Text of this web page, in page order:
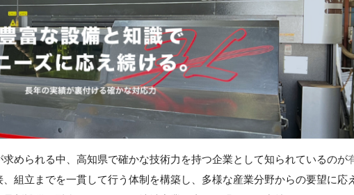
められる中、高知県で確かな技術力を持つ企業として知られているのが
組立までを一貫して行う体制を構築し、多様な産業分野からの要望に応え